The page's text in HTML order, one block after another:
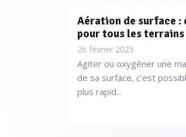
Aération de surface :
pour tous les terrains
26 février 2025
Agiter ou oxygéner une
de sa surface, c’est
plus rapid...